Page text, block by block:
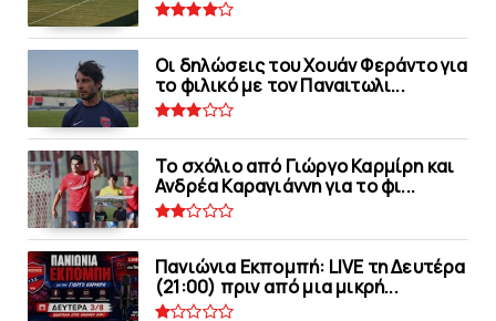
Οι δηλώσεις του Χουάν Φεράντο για
το φιλικό με τoν Παναιτωλι...
Το σχόλιο από Γιώργο Καρμίρη και
Ανδρέα Καραγιάννη για το φι...
Πανιώνια Εκπομπή: LIVE τη Δευτέρα
(21:00) πριν από μια μικρή...